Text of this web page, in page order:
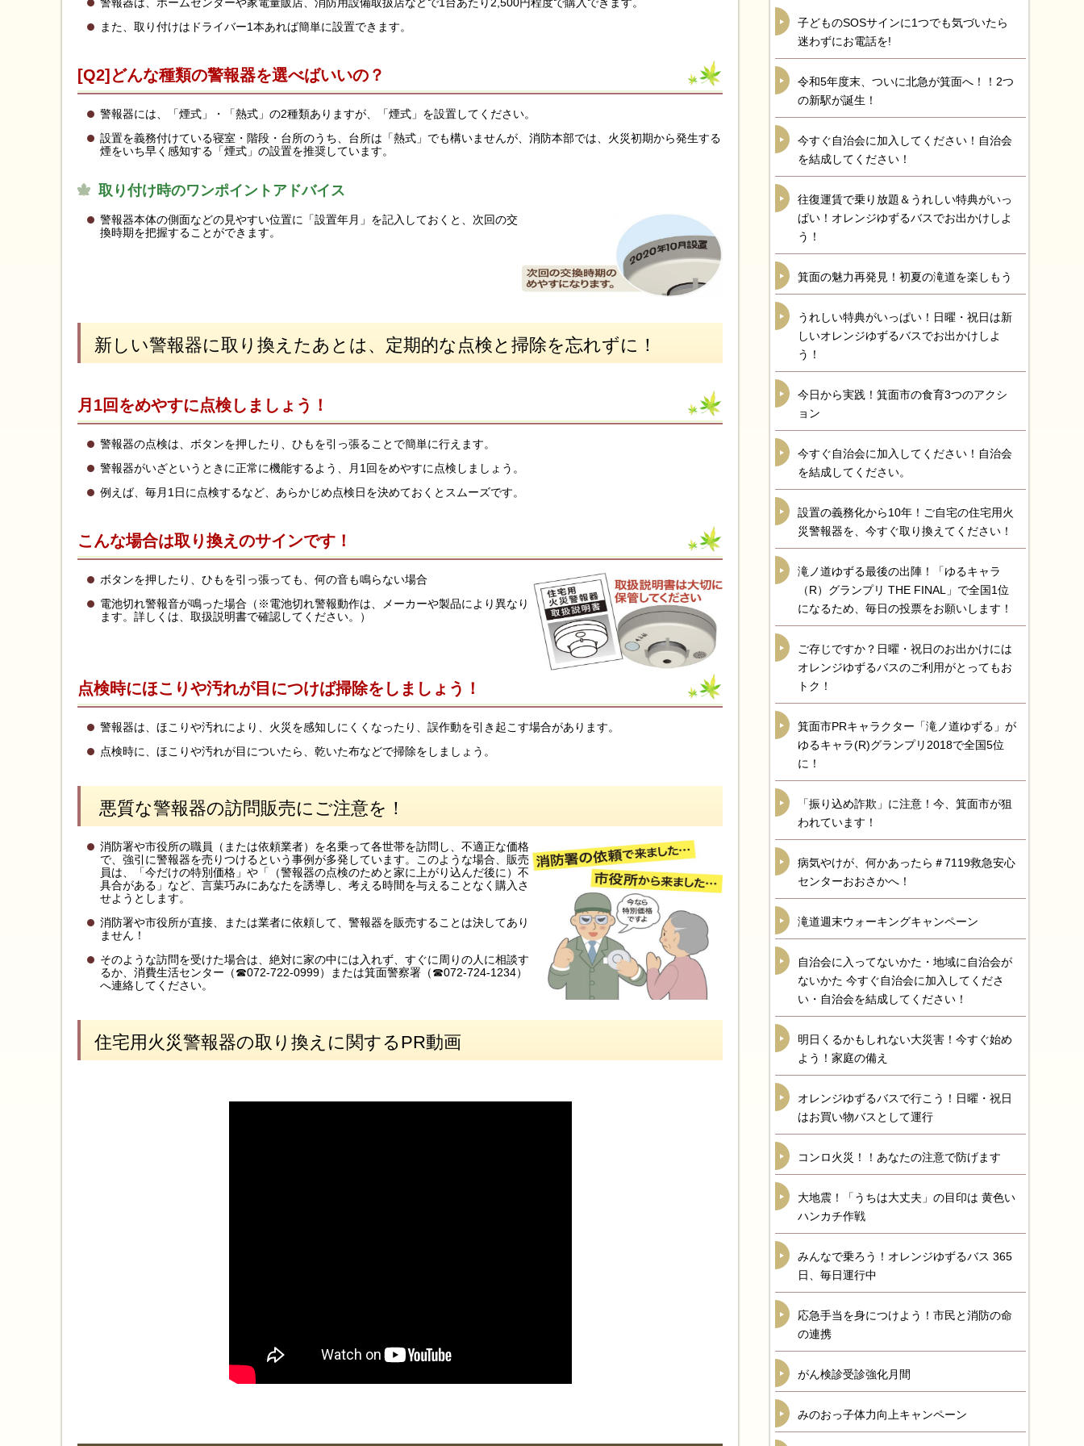
また、取り付けはドライバー1本あれば簡単に設置できます。
[Q2]どんな種類の警報器を選べばいいの？
警報器には、「煙式」・「熱式」の2種類ありますが、「煙式」を設置してください。
設置を義務付けている寝室・階段・台所のうち、台所は「熱式」でも構いませんが、消防本部では、火災初期から発生する
煙をいち早く感知する「煙式」の設置を推奨しています。
取り付け時のワンポイントアドバイス
警報器本体の側面などの見やすい位置に「設置年月」を記入しておくと、次回の交
換時期を把握することができます。
新しい警報器に取り換えたあとは、定期的な点検と掃除を忘れずに！
月1回をめやすに点検しましょう！
警報器の点検は、ボタンを押したり、ひもを引っ張ることで簡単に行えます。
警報器がいざというときに正常に機能するよう、月1回をめやすに点検しましょう。
例えば、毎月1日に点検するなど、あらかじめ点検日を決めておくとスムーズです。
こんな場合は取り換えのサインです！
ボタンを押したり、ひもを引っ張っても、何の音も鳴らない場合
電池切れ警報音が鳴った場合（※電池切れ警報動作は、メーカーや製品により異なり
ます。詳しくは、取扱説明書で確認してください。）
点検時にほこりや汚れが目につけば掃除をしましょう！
警報器は、ほこりや汚れにより、火災を感知しにくくなったり、誤作動を引き起こす場合があります。
点検時に、ほこりや汚れが目についたら、乾いた布などで掃除をしましょう。
悪質な警報器の訪問販売にご注意を！
消防署や市役所の職員（または依頼業者）を名乗って各世帯を訪問し、不適正な価格
で、強引に警報器を売りつけるという事例が多発しています。このような場合、販売
員は、「今だけの特別価格」や「（警報器の点検のためと家に上がり込んだ後に）不
具合がある」など、言葉巧みにあなたを誘導し、考える時間を与えることなく購入さ
せようとします。
消防署や市役所が直接、または業者に依頼して、警報器を販売することは決してあり
ません！
そのような訪問を受けた場合は、絶対に家の中には入れず、すぐに周りの人に相談す
るか、消費生活センター（☎072-722-0999）または箕面警察署（☎072-724-1234）
へ連絡してください。
住宅用火災警報器の取り換えに関するPR動画
子どものSOSサインに1つでも気づいたら
迷わずにお電話を!
令和5年度末、ついに北急が箕面へ！！2つ
の新駅が誕生！
今すぐ自治会に加入してください！自治会
を結成してください！
往復運賃で乗り放題＆うれしい特典がいっ
ぱい！オレンジゆずるバスでお出かけしよ
う！
箕面の魅力再発見！初夏の滝道を楽しもう
うれしい特典がいっぱい！日曜・祝日は新
しいオレンジゆずるバスでお出かけしよ
う！
今日から実践！箕面市の食育3つのアクシ
ョン
今すぐ自治会に加入してください！自治会
を結成してください。
設置の義務化から10年！ご自宅の住宅用火
災警報器を、今すぐ取り換えてください！
滝ノ道ゆずる最後の出陣！「ゆるキャラ
（R）グランプリ THE FINAL」で全国1位
になるため、毎日の投票をお願いします！
ご存じですか？日曜・祝日のお出かけには
オレンジゆずるバスのご利用がとってもお
トク！
箕面市PRキャラクター「滝ノ道ゆずる」が
ゆるキャラ(R)グランプリ2018で全国5位
に！
「振り込め詐欺」に注意！今、箕面市が狙
われています！
病気やけが、何かあったら＃7119救急安心
センターおおさかへ！
滝道週末ウォーキングキャンペーン
自治会に入ってないかた・地域に自治会が
ないかた 今すぐ自治会に加入してくださ
い・自治会を結成してください！
明日くるかもしれない大災害！今すぐ始め
よう！家庭の備え
オレンジゆずるバスで行こう！日曜・祝日
はお買い物バスとして運行
コンロ火災！！あなたの注意で防げます
大地震！「うちは大丈夫」の目印は 黄色い
ハンカチ作戦
みんなで乗ろう！オレンジゆずるバス 365
日、毎日運行中
応急手当を身につけよう！市民と消防の命
の連携
がん検診受診強化月間
みのおっ子体力向上キャンペーン